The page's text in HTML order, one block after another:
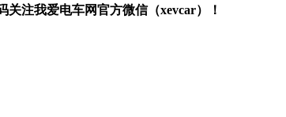
注我爱电车网官方微信（xevcar）！